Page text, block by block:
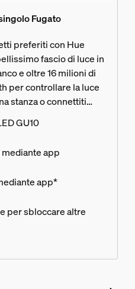
Fugato
preferiti con Hue
fascio di luce in
e oltre 16 milioni di
per controllare la luce
stanza o connettiti
l'intera gamma di
GU10
app
app*
per sbloccare altre